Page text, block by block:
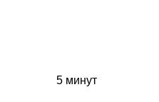
5 минут